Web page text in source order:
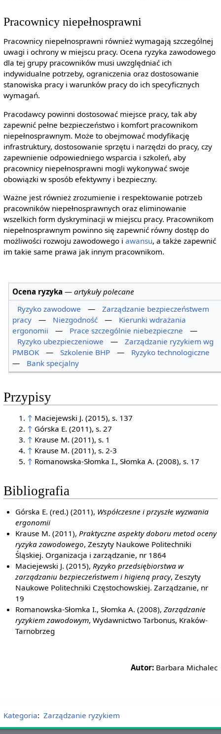
Pracownicy niepełnosprawni
Pracownicy niepełnosprawni również wymagają szczególnej
uwagi i ochrony w miejscu pracy. Ocena ryzyka zawodowego
dla tej grupy pracowników musi uwzględniać ich
indywidualne potrzeby, ograniczenia oraz dostosowanie
stanowiska pracy i warunków pracy do ich specyficznych
wymagań.
Pracodawcy powinni dostosować miejsce pracy, tak aby
zapewnić pełne bezpieczeństwo i komfort pracownikom
niepełnosprawnym. Może to obejmować modyfikację
infrastruktury, dostosowanie sprzętu i narzędzi do pracy, czy
zapewnienie odpowiedniego wsparcia i szkoleń, aby
pracownicy niepełnosprawni mogli wykonywać swoje
obowiązki w sposób efektywny i bezpieczny.
Ważne jest również zrozumienie i respektowanie potrzeb
pracowników niepełnosprawnych oraz eliminowanie
wszelkich form dyskryminacji w miejscu pracy. Pracownikom
niepełnosprawnym powinno się zapewnić równy dostęp do
możliwości rozwoju zawodowego i awansu, a także zapewnić
im takie same prawa jak innym pracownikom.
Ocena ryzyka —artykuły polecane
Ryzyko zawodowe
—
Zarządzanie bezpieczeństwem
pracy
— Niezgodność —
Kierunki wdrażania
ergonomii
— Prace szczególnie niebezpieczne
—
Ryzyko ubezpieczeniowe
—
Zarządzanie ryzykiem wg
PMBOK
— Szkolenie BHP —
Ryzyko technologiczne
—
Bank specjalny
Przypisy
↑ Maciejewski J. (2015), s. 137
↑ Górska E. (2011), s. 27
↑ Krause M. (2011), s. 1
↑ Krause M. (2011), s. 2-3
↑ Romanowska-Słomka I., Słomka A. (2008), s. 17
Bibliografia
Górska E. (red.) (2011), Współczesne i przyszłe wyzwania
ergonomii
Krause M. (2011), Praktyczne aspekty doboru metod oceny
ryzyka zawodowego, Zeszyty Naukowe Politechniki
Śląskiej. Organizacja i zarządzanie, nr 1864
Maciejewski J. (2015), Ryzyko przedsiębiorstwa w
zarządzaniu bezpieczeństwem i higieną pracy, Zeszyty
Naukowe Politechniki Częstochowskiej. Zarządzanie, nr
19
Romanowska-Słomka I., Słomka A. (2008),Zarządzanie
ryzykiem zawodowym, Wydawnictwo Tarbonus, Kraków-
Tarnobrzeg
Autor: Barbara Michalec
Kategoria: Zarządzanie ryzykiem